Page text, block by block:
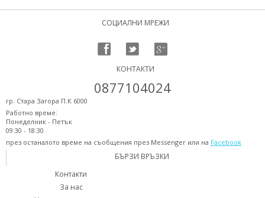
СОЦИАЛНИ МРЕЖИ
КОНТАКТИ
0877104024
гр. Стара Загора П.К 6000
Работно време:
Понеделник - Петък
09:30 - 18:30
през останалото време на съобщения през Messenger или на Facebook
БЪРЗИ ВРЪЗКИ
Контакти
За нас